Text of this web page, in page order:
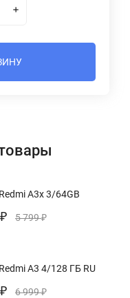
A3x 3/64GB
₽ 5 799₽
A3 4/128 ГБ RU
₽ 6 999₽